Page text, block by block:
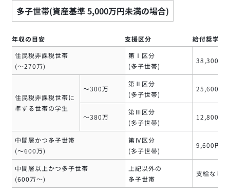
多子世帯(資産基準 5,000万円未満の場合)
年収の目安 支援区分
給付奨学金
住民税非課税世帯
(～270万)
第Ⅰ区分
(多子世帯)
38,300円/
住民税非課税世帯に
準ずる世帯の学生
～300万
第Ⅱ区分
(多子世帯)
25,600円/
～380万
第Ⅲ区分
(多子世帯)
12,800円/
中間層かつ多子世帯
(～600万)
第Ⅳ区分
(多子世帯)
9,600円/
中間層以上かつ多子世帯
(600万～)
上記以外の
多子世帯
支給なし